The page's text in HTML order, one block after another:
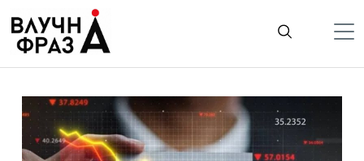
содержимому
Гроші
Життя